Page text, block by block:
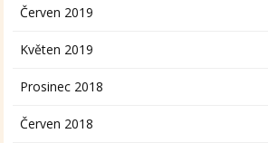
Červen 2019
Květen 2019
Prosinec 2018
Červen 2018